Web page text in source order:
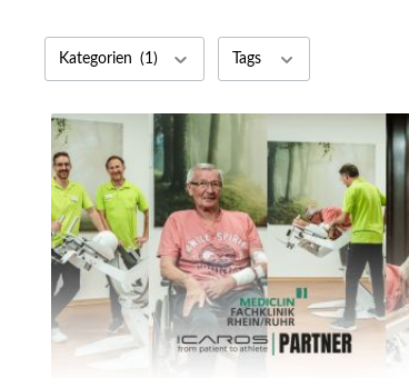
Kategorien (1) Tags